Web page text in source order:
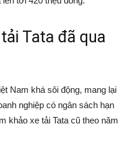
Tata đã qua
Nam khá sôi động, mang lại
nghiệp có ngân sách hạn
khảo xe tải Tata cũ theo năm